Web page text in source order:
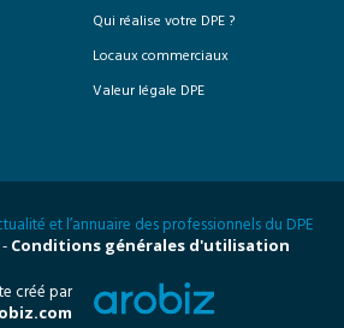
Qui réalise votre DPE ?
Locaux commerciaux
Valeur légale DPE
et l’annuaire des professionnels du DPE
- Conditions générales d'utilisation
créé par